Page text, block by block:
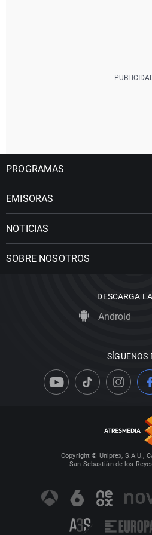
PROGRAMAS
EMISORAS
NOTICIAS
SOBRE NOSOTROS
DESCARGA
Android
SÍGUENOS
Copyright © Uniprex, S.A.U.,
San Sebastián de los